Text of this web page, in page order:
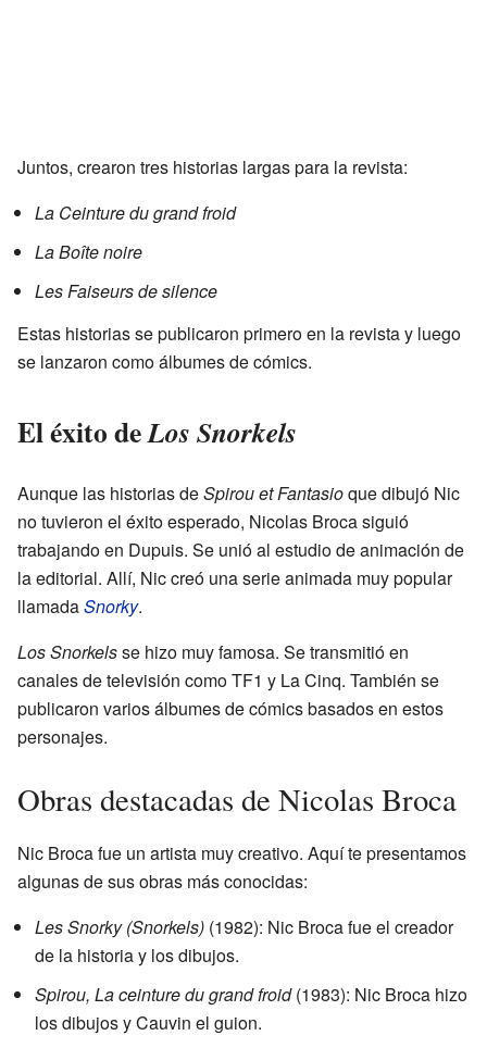
Juntos, crearon tres historias largas para la revista:
La Ceinture du grand froid
La Boîte noire
Les Faiseurs de silence
Estas historias se publicaron primero en la revista y luego
se lanzaron como álbumes de cómics.
El éxito deLos Snorkels
Aunque las historias deSpirou et Fantasioque dibujó Nic
no tuvieron el éxito esperado, Nicolas Broca siguió
trabajando en Dupuis. Se unió al estudio de animación de
la editorial. Allí, Nic creó una serie animada muy popular
llamadaSnorky.
Los Snorkelsse hizo muy famosa. Se transmitió en
canales de televisión como TF1 y La Cinq. También se
publicaron varios álbumes de cómics basados en estos
personajes.
Obras destacadas de Nicolas Broca
Nic Broca fue un artista muy creativo. Aquí te presentamos
algunas de sus obras más conocidas:
Les Snorky (Snorkels) (1982): Nic Broca fue el creador
de la historia y los dibujos.
Spirou, La ceinture du grand froid(1983): Nic Broca hizo
los dibujos y Cauvin el guion.